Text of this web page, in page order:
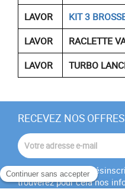
LAVOR
KIT 3
LAVOR
RACLETTE
LAVOR
TURBO
RECEVEZ NOS
Vous pouvez vous
trouverez pour cela nos